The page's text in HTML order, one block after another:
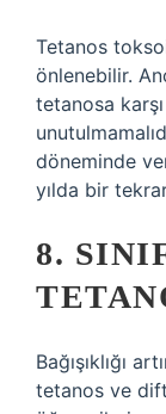
Tetanos
önlenebilir.
tetanosa karşı
döneminde
yılda bir
8.
Bağışıklığı
tetanos ve